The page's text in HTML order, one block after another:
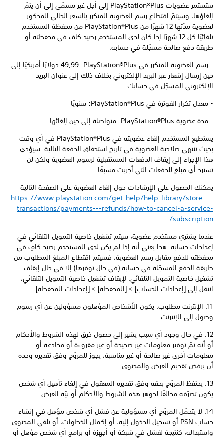
ستستمر عضويات PlayStation®Plus إلى أجل غير مسمّى إلى أن يتمّ
إلغاؤها، وسيتمّ اقتطاع رسم العضوية المتكرر بالسعر الحالي المذكور
لعضوية مدّتها 12 شهرًا من PlayStation®Plus من محفظة المستخدم
تلقائيًا كل 12 شهرًا إذا كان لدى المستخدم رصيد كاف في محفظته أو
طريقة دفع صالحة مسجّلة في حسابه.
- رسم العضوية المتكرر في PlayStation®Plus:‏ 49,99 دولارًا أمريكيًا إلى
حين إرسال إشعار عبر البريد الإلكتروني بخلاف ذلك إلى عنوان البريد
الإلكتروني المسجّل في حسابك.
- معدل تكرار الفوترة في PlayStation®Plus: سنويًا
- مدة عضوية PlayStation®Plus: متواصلة إلى حين إلغائها.
يستطيع المستخدم إلغاء عضويته في PlayStation®Plus في أي وقت
بحيث تنتهي صلاحية العضوية في تاريخ استحقاق الدفعة التالية. سيؤدي
هذا الإجراء إلى إيقاف الدفعات المستقبلية لرسوم العضوية ولكن لن
تسترد أي مبلغ للدفعات التي أجريت مسبقًا.
يمكنك الحصول على الإرشادات حول إلغاء العضوية على الصفحة التالية
https://www.playstation.com/get-help/help-library/store---
transactions/payments---refunds/how-to-cancel-a-service-
subscription/
.
عندما يشتري مستخدم عضوية، سيتم تشغيل خاصية التمويل التلقائي في
إعدادات حسابه. هذا يعني أنه إذا لم يكن لدى المستخدم رصيد كافٍ في
محفظته للدفع مقابل رسم العضوية، فسيتم اقتطاع المبلغ المطلوب من
طريقة الدفع المسجّلة في حسابه (في حال توفرها) إلا في حال إيقاف
تشغيل خاصية التمويل التلقائي. لإيقاف تشغيل خاصية التمويل التلقائي،
انتقل إلى [إعدادات الحساب] > [المحفظة] > [إعدادات المحفظة].
11. الإنترنت مطلوب. يكون الأشخاص المؤهلون مسؤولين عن أي رسوم
وصول إلى الإنترنت.
12. في حال وجود أي سبب يشير إلى حصول خرق لهذه الشروط والأحكام
أو أنه تمّ توفير معلومات غير صحيحة أو غير مقروءة أو مخادعة أو
معلومات أخرى غير صالحة أو غير مناسبة، يجوز للمروّج وفق تقديره وحده
أن يرفض تقديم العرض والمحتوى.
13. يحتفظ المروّج بحقه وفق تقديره المعقول في إلغاء تأهيل أي شخص
يكون تصرّفه مخالفًا لجوهر هذه الشروط والأحكام أو نيّة العرض.
14. لا يتحمّل المروّج أي مسؤولية عن فشل أي شخص مؤهل في إنشاء
حساب PSN أو تسجيل الدخول إليه، أو إكمال الخطوات، أو تلقي المحتوى
واستبداله، كنتيجة لفشل في شبكة أو أجهزة أو برامج أي شخص مؤهل أو